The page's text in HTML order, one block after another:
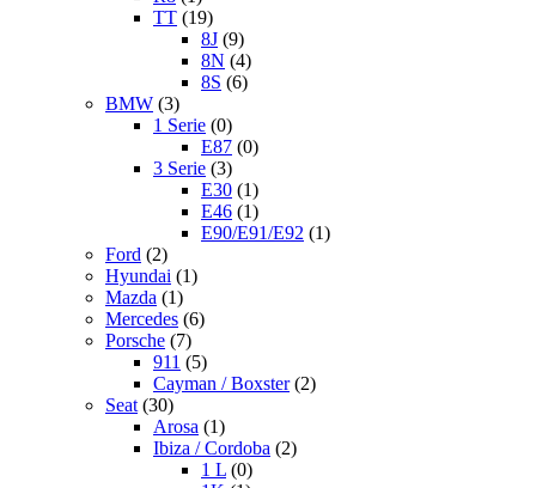
TT (19)
8J (9)
8N (4)
8S (6)
BMW (3)
1 Serie (0)
E87 (0)
3 Serie (3)
E30 (1)
E46 (1)
E90/E91/E92 (1)
Ford (2)
Hyundai (1)
Mazda (1)
Mercedes (6)
Porsche (7)
911 (5)
Cayman / Boxster (2)
Seat (30)
Arosa (1)
Ibiza / Cordoba (2)
1 L (0)